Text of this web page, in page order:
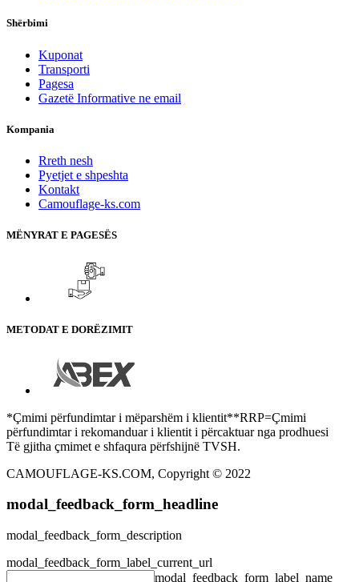
Shërbimi
Kuponat
Transporti
Pagesa
Gazetë Informative ne email
Kompania
Rreth nesh
Pyetjet e shpeshta
Kontakt
Camouflage-ks.com
MËNYRAT E PAGESËS
METODAT E DORËZIMIT
*Çmimi përfundimtar i mëparshëm i klientit**RRP=Çmimi
përfundimtar i rekomanduar i klientit i përcaktuar nga prodhuesi
Të gjitha çmimet e shfaqura përfshijnë TVSH.
CAMOUFLAGE-KS.COM, Copyright © 2022
modal_feedback_form_headline
modal_feedback_form_description
modal_feedback_form_label_current_url
modal_feedback_form_label_name